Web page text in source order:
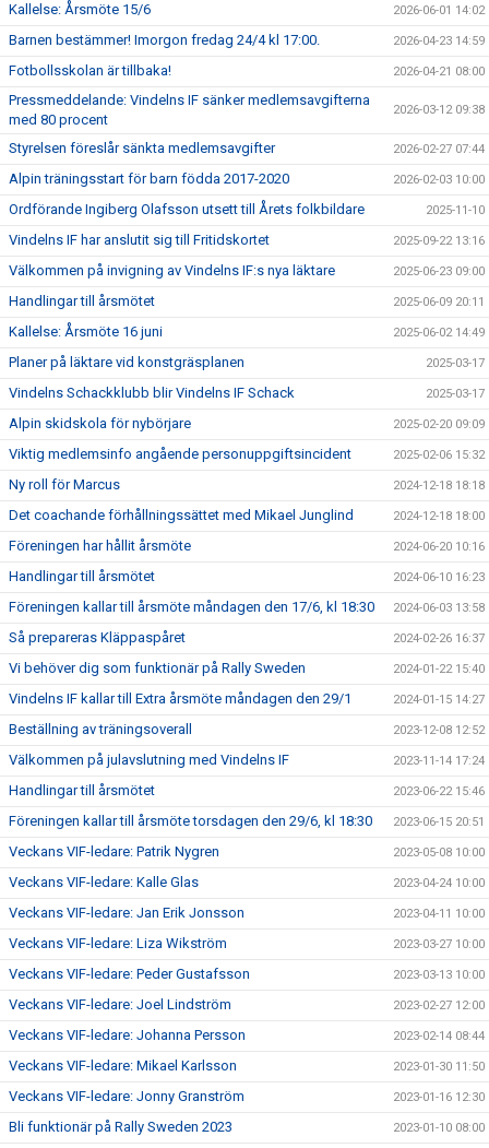
Kallelse: Årsmöte 15/6 2026-06-01 14:02
Barnen bestämmer! Imorgon fredag 24/4 kl 17:00. 2026-04-23 14:59
Fotbollsskolan är tillbaka! 2026-04-21 08:00
Pressmeddelande: Vindelns IF sänker medlemsavgifterna
med 80 procent
2026-03-12 09:38
Styrelsen föreslår sänkta medlemsavgifter 2026-02-27 07:44
Alpin träningsstart för barn födda 2017-2020 2026-02-03 10:00
Ordförande Ingiberg Olafsson utsett till Årets folkbildare 2025-11-10
Vindelns IF har anslutit sig till Fritidskortet 2025-09-22 13:16
Välkommen på invigning av Vindelns IF:s nya läktare 2025-06-23 09:00
Handlingar till årsmötet 2025-06-09 20:11
Kallelse: Årsmöte 16 juni 2025-06-02 14:49
Planer på läktare vid konstgräsplanen 2025-03-17
Vindelns Schackklubb blir Vindelns IF Schack 2025-03-17
Alpin skidskola för nybörjare 2025-02-20 09:09
Viktig medlemsinfo angående personuppgiftsincident 2025-02-06 15:32
Ny roll för Marcus 2024-12-18 18:18
Det coachande förhållningssättet med Mikael Junglind 2024-12-18 18:00
Föreningen har hållit årsmöte 2024-06-20 10:16
Handlingar till årsmötet 2024-06-10 16:23
Föreningen kallar till årsmöte måndagen den 17/6, kl 18:30 2024-06-03 13:58
Så prepareras Kläppaspåret 2024-02-26 16:37
Vi behöver dig som funktionär på Rally Sweden 2024-01-22 15:40
Vindelns IF kallar till Extra årsmöte måndagen den 29/1 2024-01-15 14:27
Beställning av träningsoverall 2023-12-08 12:52
Välkommen på julavslutning med Vindelns IF 2023-11-14 17:24
Handlingar till årsmötet 2023-06-22 15:46
Föreningen kallar till årsmöte torsdagen den 29/6, kl 18:30 2023-06-15 20:51
Veckans VIF-ledare: Patrik Nygren 2023-05-08 10:00
Veckans VIF-ledare: Kalle Glas 2023-04-24 10:00
Veckans VIF-ledare: Jan Erik Jonsson 2023-04-11 10:00
Veckans VIF-ledare: Liza Wikström 2023-03-27 10:00
Veckans VIF-ledare: Peder Gustafsson 2023-03-13 10:00
Veckans VIF-ledare: Joel Lindström 2023-02-27 12:00
Veckans VIF-ledare: Johanna Persson 2023-02-14 08:44
Veckans VIF-ledare: Mikael Karlsson 2023-01-30 11:50
Veckans VIF-ledare: Jonny Granström 2023-01-16 12:30
Bli funktionär på Rally Sweden 2023 2023-01-10 08:00